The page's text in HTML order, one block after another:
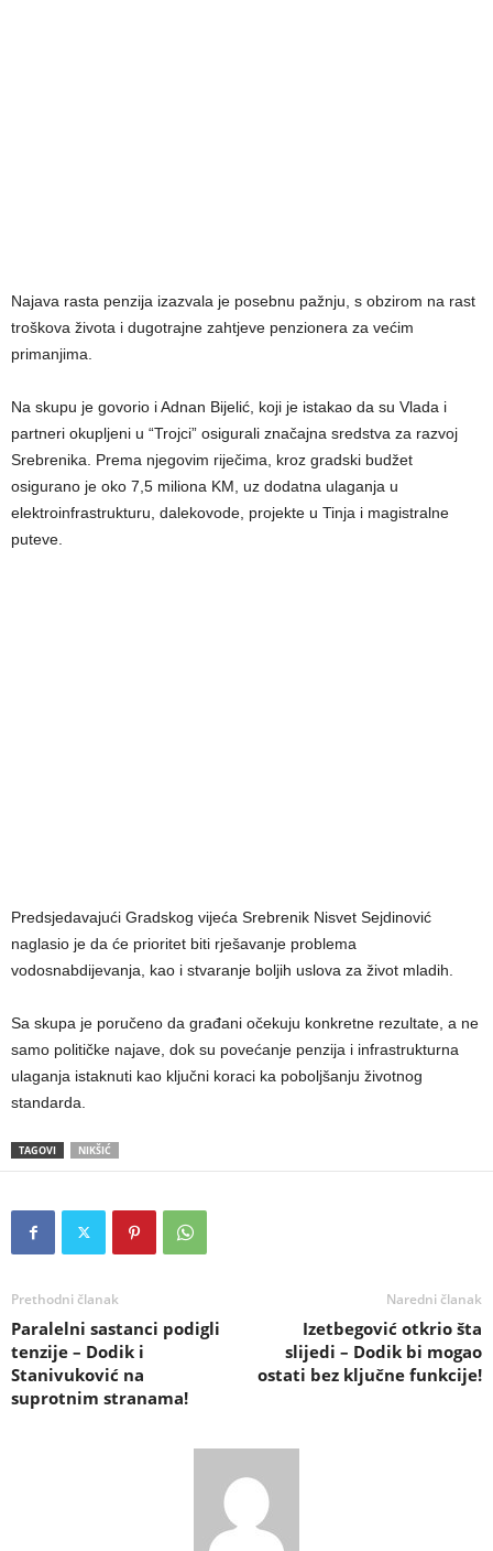
Najava rasta penzija izazvala je posebnu pažnju, s obzirom na rast
troškova života i dugotrajne zahtjeve penzionera za većim
primanjima.
Na skupu je govorio i Adnan Bijelić, koji je istakao da su Vlada i
partneri okupljeni u “Trojci” osigurali značajna sredstva za razvoj
Srebrenika. Prema njegovim riječima, kroz gradski budžet
osigurano je oko 7,5 miliona KM, uz dodatna ulaganja u
elektroinfrastrukturu, dalekovode, projekte u Tinja i magistralne
puteve.
Predsjedavajući Gradskog vijeća Srebrenik Nisvet Sejdinović
naglasio je da će prioritet biti rješavanje problema
vodosnabdijevanja, kao i stvaranje boljih uslova za život mladih.
Sa skupa je poručeno da građani očekuju konkretne rezultate, a ne
samo političke najave, dok su povećanje penzija i infrastrukturna
ulaganja istaknuti kao ključni koraci ka poboljšanju životnog
standarda.
TAGOVI NIKŠIĆ
Prethodni članak
Paralelni sastanci podigli
tenzije – Dodik i
Stanivuković na
suprotnim stranama!
Naredni članak
Izetbegović otkrio šta
slijedi – Dodik bi mogao
ostati bez ključne funkcije!